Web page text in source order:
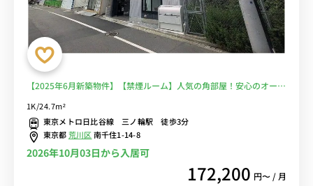
【2025年6月新築物件】【禁煙ルーム】人気の角部屋！安心のオート
室乾燥機＆ソファー・ローテーブル＆たっぷり収納2ドア冷蔵庫など
生活家電のあるお部屋■選べるWi-Fi格安レンタル中！
1K/24.7m²
東京メトロ日比谷線 三ノ輪駅 徒歩3分
東京都荒川区南千住1-14-8
2026年10月03日から入居可
172,200 円〜 / 月